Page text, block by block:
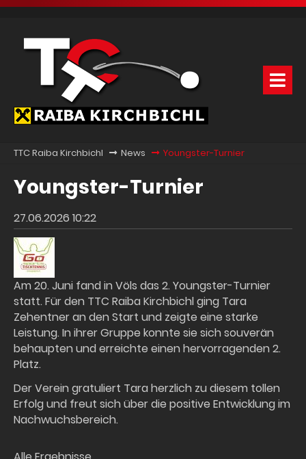
TTC Raiba Kirchbichl News Youngster-Turnier
Youngster-Turnier
27.06.2026 10:22
Am 20. Juni fand in Völs das 2. Youngster-Turnier
statt. Für den TTC Raiba Kirchbichl ging Tara
Zehentner an den Start und zeigte eine starke
Leistung. In ihrer Gruppe konnte sie sich souverän
behaupten und erreichte einen hervorragenden 2.
Platz.
Der Verein gratuliert Tara herzlich zu diesem tollen
Erfolg und freut sich über die positive Entwicklung im
Nachwuchsbereich.